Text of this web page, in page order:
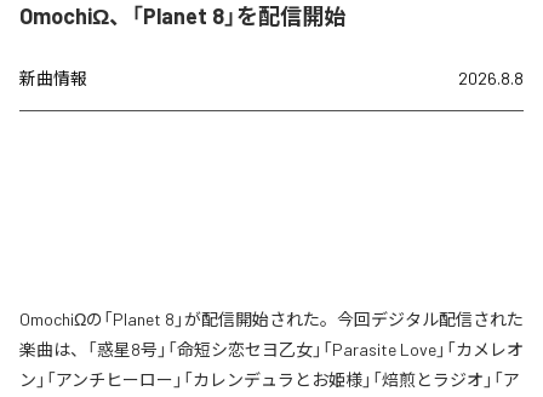
OmochiΩ、「Planet 8」を配信開始
新曲情報 2026.8.8
OmochiΩの「Planet 8」が配信開始された。今回デジタル配信された
楽曲は、「惑星8号」「命短シ恋セヨ乙女」「Parasite Love」「カメレオ
ン」「アンチヒーロー」「カレンデュラとお姫様」「焙煎とラジオ」「ア